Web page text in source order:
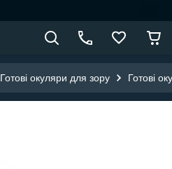
Готові окуляри для зору Готові